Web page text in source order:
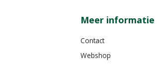
Meer informatie
Contact
Webshop